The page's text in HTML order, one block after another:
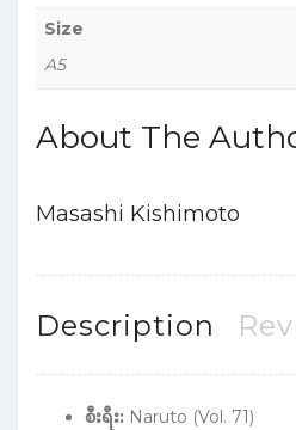
Size
A5
About The
Masashi Kishimoto
Description
စီးရီး: Naruto (Vol. 71)